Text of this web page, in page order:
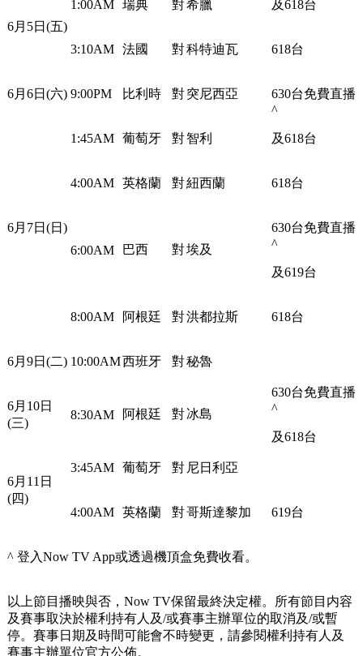
及618台
6月5日(五)
1:00AM 瑞典 對希臘
3:10AM 法國 對科特迪瓦 618台
6月6日(六) 9:00PM 比利時 對突尼西亞
630台免費直播
^
及618台
6月7日(日)
1:45AM 葡萄牙 對智利
4:00AM 英格蘭 對紐西蘭 618台
6:00AM 巴西 對埃及
630台免費直播
^
及619台
8:00AM 阿根廷 對洪都拉斯 618台
6月9日(二) 10:00AM西班牙 對秘魯
630台免費直播
^
及618台
6月10日
(三)
8:30AM 阿根廷 對冰島
6月11日
(四)
3:45AM 葡萄牙 對 尼日利亞
4:00AM 英格蘭 對哥斯達黎加 619台
^ 登入Now TV App或透過機頂盒免費收看。
以上節目播映與否，Now TV保留最終決定權。所有節目内容
及賽事取決於權利持有人及/或賽事主辦單位的取消及/或暫
停。賽事日期及時間可能會不時變更，請參閱權利持有人及
賽事主辦單位官方公佈。